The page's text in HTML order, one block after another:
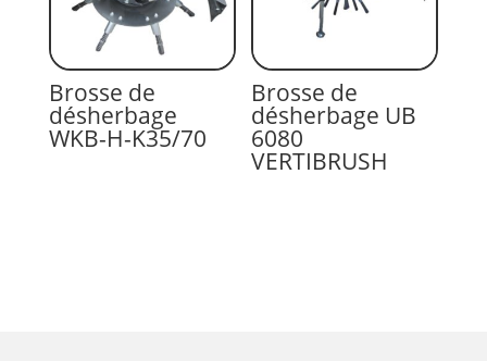
Brosse de
désherbage
WKB-H-K35/70
Brosse de
désherbage UB
6080
VERTIBRUSH